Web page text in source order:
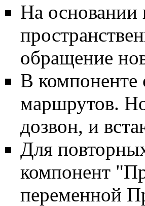
На основании
обращение
В компоненте
маршрутов.
дозвон, и
Для
компонент
переменной